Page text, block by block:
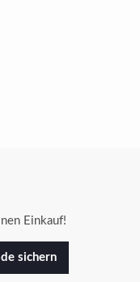
Einkauf!
sichern